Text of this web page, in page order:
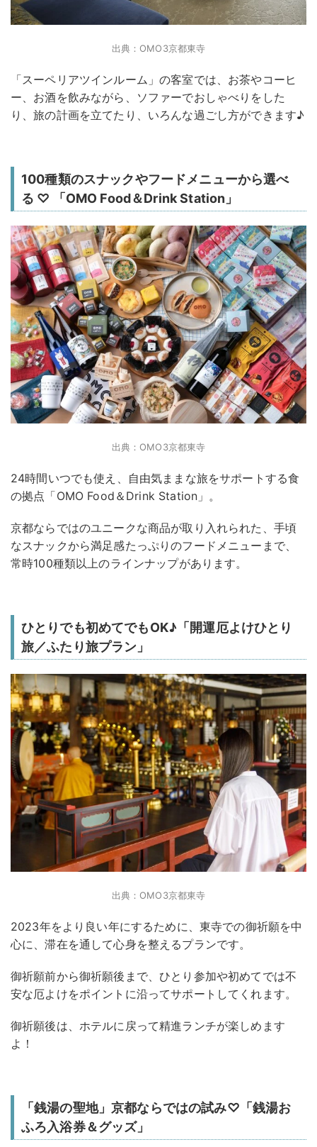
出典：OMO3京都東寺
「スーペリアツインルーム」の客室では、お茶やコーヒ
ー、お酒を飲みながら、ソファーでおしゃべりをした
り、旅の計画を立てたり、いろんな過ごし方ができます♪
100種類のスナックやフードメニューから選べ
る ♡ 「OMO Food＆Drink Station」
出典：OMO3京都東寺
24時間いつでも使え、自由気ままな旅をサポートする食
の拠点「OMO Food＆Drink Station」。
京都ならではのユニークな商品が取り入れられた、手頃
なスナックから満足感たっぷりのフードメニューまで、
常時100種類以上のラインナップがあります。
ひとりでも初めてでもOK♪「開運厄よけひとり
旅／ふたり旅プラン」
出典：OMO3京都東寺
2023年をより良い年にするために、東寺での御祈願を中
心に、滞在を通して心身を整えるプランです。
御祈願前から御祈願後まで、ひとり参加や初めてでは不
安な厄よけをポイントに沿ってサポートしてくれます。
御祈願後は、ホテルに戻って精進ランチが楽しめます
よ！
「銭湯の聖地」京都ならではの試み♡「銭湯お
ふろ入浴券＆グッズ」